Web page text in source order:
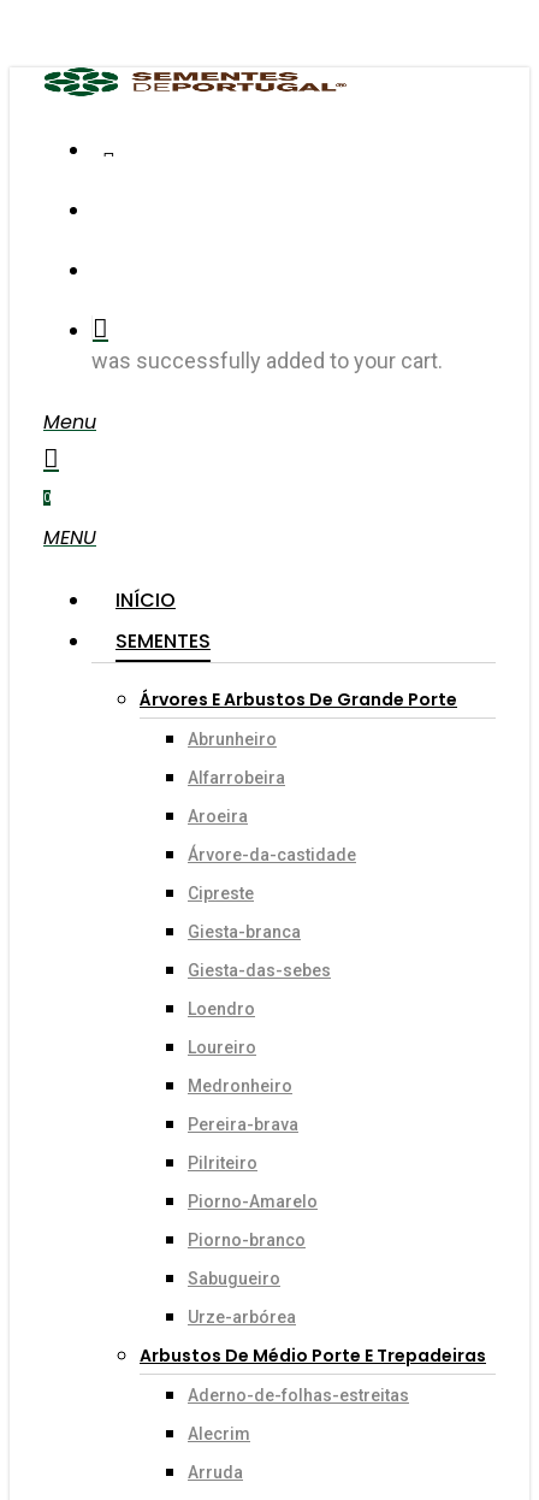
content
was successfully added to your cart.
Menu
search
account
0
MENU
INÍCIO
SEMENTES
Árvores E Arbustos De Grande Porte
Abrunheiro
Alfarrobeira
Aroeira
Árvore-da-castidade
Cipreste
Giesta-branca
Giesta-das-sebes
Loendro
Loureiro
Medronheiro
Pereira-brava
Pilriteiro
Piorno-Amarelo
Piorno-branco
Sabugueiro
Urze-arbórea
Arbustos De Médio Porte E Trepadeiras
Aderno-de-folhas-estreitas
Alecrim
Arruda